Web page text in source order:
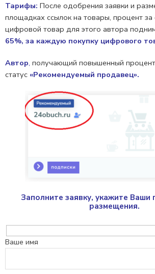
Тарифы: После одобрения заявки и
площадках ссылок на товары, процент за
цифровой товар для этого автора
65%, за каждую покупку цифрового
Автор, получающий повышенный
статус «Рекомендуемый продавец».
Заполните заявку, укажите Ваши
размещения.
Ваше имя